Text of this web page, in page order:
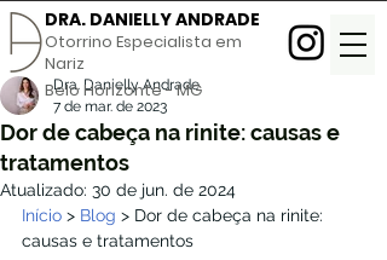
DRA. DANIELLY ANDRADE
Otorrino Especialista em
Nariz
Belo Horizonte - MG
Dor de cabeça na rinite: causas e
tratamentos
Dra. Danielly Andrade
7 de mar. de 2023
Atualizado: 30 de jun. de 2024
Início > Blog > Dor de cabeça na rinite:
causas e tratamentos